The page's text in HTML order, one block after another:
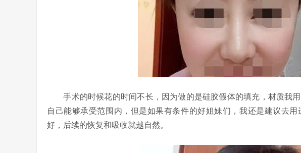
手术的时候花的时间不长，因为做的是硅胶假体的填充，材质我
自己能够承受范围内，但是如果有条件的好姐妹们，我还是建议去
好，后续的恢复和吸收就越自然。